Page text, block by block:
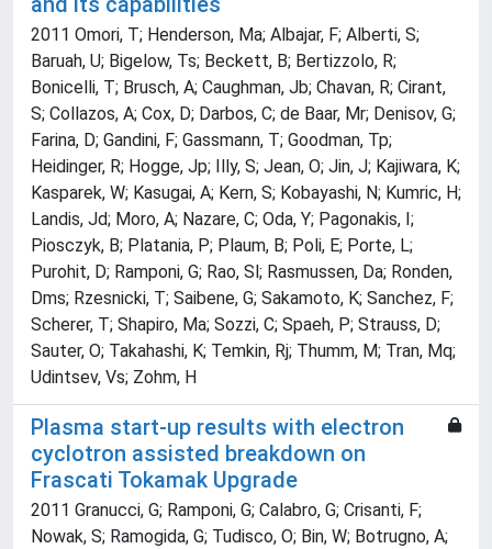
2011 Omori, T; Henderson, Ma; Albajar, F; Alberti, S;
Baruah, U; Bigelow, Ts; Beckett, B; Bertizzolo, R;
Bonicelli, T; Brusch, A; Caughman, Jb; Chavan, R; Cirant,
S; Collazos, A; Cox, D; Darbos, C; de Baar, Mr; Denisov, G;
Farina, D; Gandini, F; Gassmann, T; Goodman, Tp;
Heidinger, R; Hogge, Jp; Illy, S; Jean, O; Jin, J; Kajiwara, K;
Kasparek, W; Kasugai, A; Kern, S; Kobayashi, N; Kumric, H;
Landis, Jd; Moro, A; Nazare, C; Oda, Y; Pagonakis, I;
Piosczyk, B; Platania, P; Plaum, B; Poli, E; Porte, L;
Purohit, D; Ramponi, G; Rao, Sl; Rasmussen, Da; Ronden,
Dms; Rzesnicki, T; Saibene, G; Sakamoto, K; Sanchez, F;
Scherer, T; Shapiro, Ma; Sozzi, C; Spaeh, P; Strauss, D;
Sauter, O; Takahashi, K; Temkin, Rj; Thumm, M; Tran, Mq;
Udintsev, Vs; Zohm, H
Plasma start-up results with electron
cyclotron assisted breakdown on
Frascati Tokamak Upgrade
2011 Granucci, G; Ramponi, G; Calabro, G; Crisanti, F;
Nowak, S; Ramogida, G; Tudisco, O; Bin, W; Botrugno, A;